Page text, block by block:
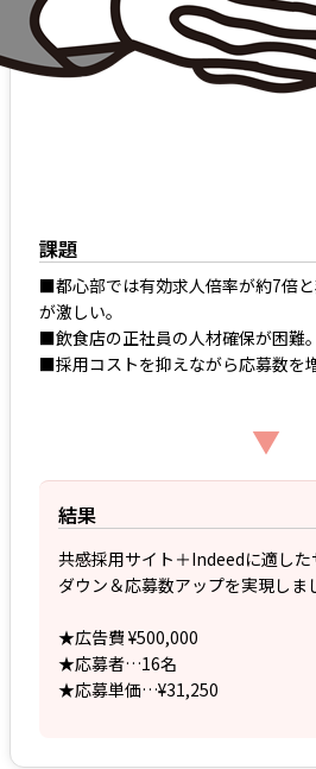
課題
■都心部では有効求人倍率が約7倍
が激しい。
■飲食店の正社員の人材確保が困難。
■採用コストを抑えながら応募数を
▼
結果
共感採用サイト＋Indeedに適し
ダウン＆応募数アップを実現しま
★広告費 ¥500,000
★応募者…16名
★応募単価…¥31,250